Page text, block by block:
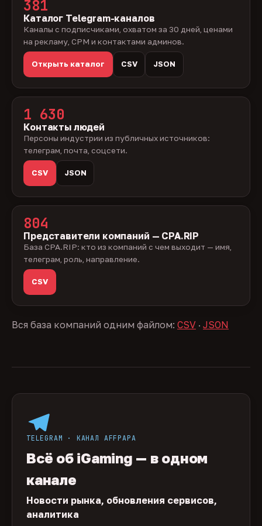
381
Каталог Telegram-каналов
Каналы с подписчиками, охватом за 30 дней, ценами
на рекламу, CPM и контактами админов.
Открыть каталог CSV JSON
1 630
Контакты людей
Персоны индустрии из публичных источников:
телеграм, почта, соцсети.
CSV JSON
804
Представители компаний — CPA.RIP
База CPA.RIP: кто из компаний с чем выходит — имя,
телеграм, роль, направление.
CSV
Вся база компаний одним файлом: CSV · JSON
TELEGRAM · КАНАЛ AFFPAPA
Всё об iGaming — в одном
канале
Новости рынка, обновления сервисов,
аналитика